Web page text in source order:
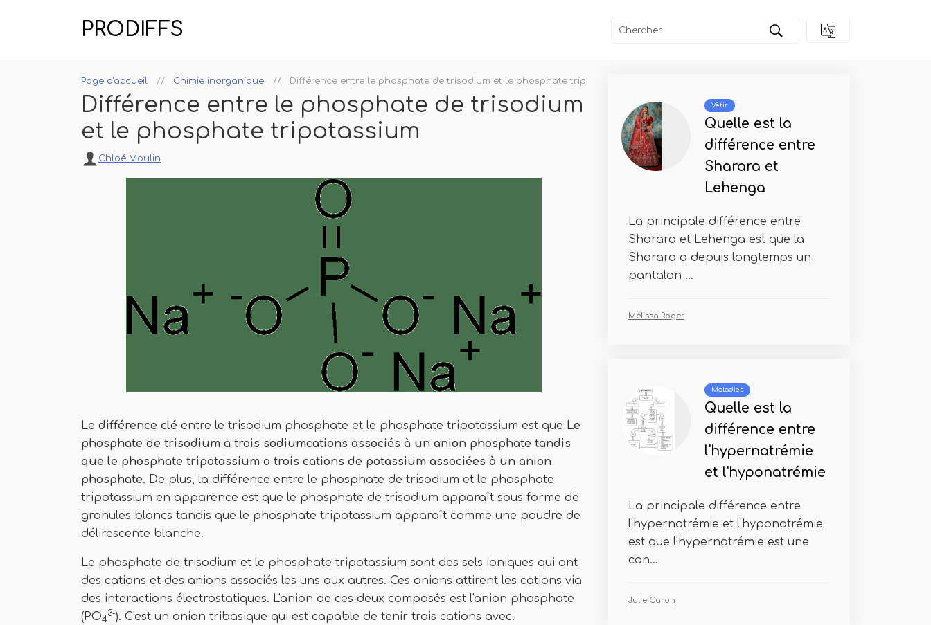
PRODIFFS
Page d'accueil Chimie inorganique Différence entre le phosphate de trisodium et le phosphate tripotassium
Différence entre le phosphate de trisodium
et le phosphate tripotassium
Chloé Moulin
Le différence clé entre le trisodium phosphate et le phosphate tripotassium est que Le
phosphate de trisodium a trois sodiumcations associés à un anion phosphate tandis
que le phosphate tripotassium a trois cations de potassium associées à un anion
phosphate. De plus, la différence entre le phosphate de trisodium et le phosphate
tripotassium en apparence est que le phosphate de trisodium apparaît sous forme de
granules blancs tandis que le phosphate tripotassium apparaît comme une poudre de
délirescente blanche.
Le phosphate de trisodium et le phosphate tripotassium sont des sels ioniques qui ont
des cations et des anions associés les uns aux autres. Ces anions attirent les cations via
des interactions électrostatiques. L'anion de ces deux composés est l'anion phosphate
(PO4
3-). C'est un anion tribasique qui est capable de tenir trois cations avec.
Vêtir
Quelle est la
différence entre
Sharara et
Lehenga
La principale différence entre
Sharara et Lehenga est que la
Sharara a depuis longtemps un
pantalon ...
Mélissa Roger
Maladies
Quelle est la
différence entre
l'hypernatrémie
et l'hyponatrémie
La principale différence entre
l'hypernatrémie et l'hyponatrémie
est que l'hypernatrémie est une
con...
Julie Caron